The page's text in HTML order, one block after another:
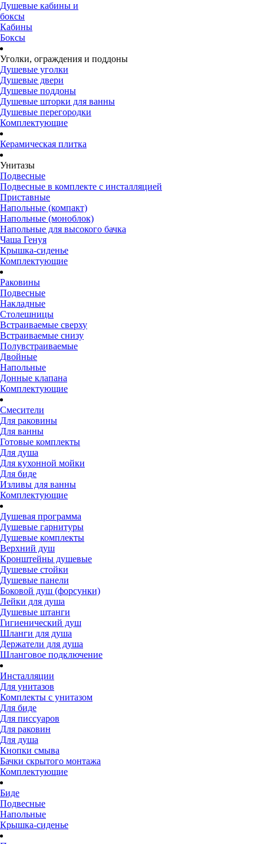
Душевые кабины и
боксы
Кабины
Боксы
Уголки, ограждения и поддоны
Душевые уголки
Душевые двери
Душевые поддоны
Душевые шторки для ванны
Душевые перегородки
Комплектующие
Керамическая плитка
Унитазы
Подвесные
Подвесные в комплекте с инсталляцией
Приставные
Напольные (компакт)
Напольные (моноблок)
Напольные для высокого бачка
Чаша Генуя
Крышка-сиденье
Комплектующие
Раковины
Подвесные
Накладные
Столешницы
Встраиваемые сверху
Встраиваемые снизу
Полувстраиваемые
Двойные
Напольные
Донные клапана
Комплектующие
Смесители
Для раковины
Для ванны
Готовые комплекты
Для душа
Для кухонной мойки
Для биде
Изливы для ванны
Комплектующие
Душевая программа
Душевые гарнитуры
Душевые комплекты
Верхний душ
Кронштейны душевые
Душевые стойки
Душевые панели
Боковой душ (форсунки)
Лейки для душа
Душевые штанги
Гигиенический душ
Шланги для душа
Держатели для душа
Шланговое подключение
Инсталляции
Для унитазов
Комплекты с унитазом
Для биде
Для писсуаров
Для раковин
Для душа
Кнопки смыва
Бачки скрытого монтажа
Комплектующие
Биде
Подвесные
Напольные
Крышка-сиденье